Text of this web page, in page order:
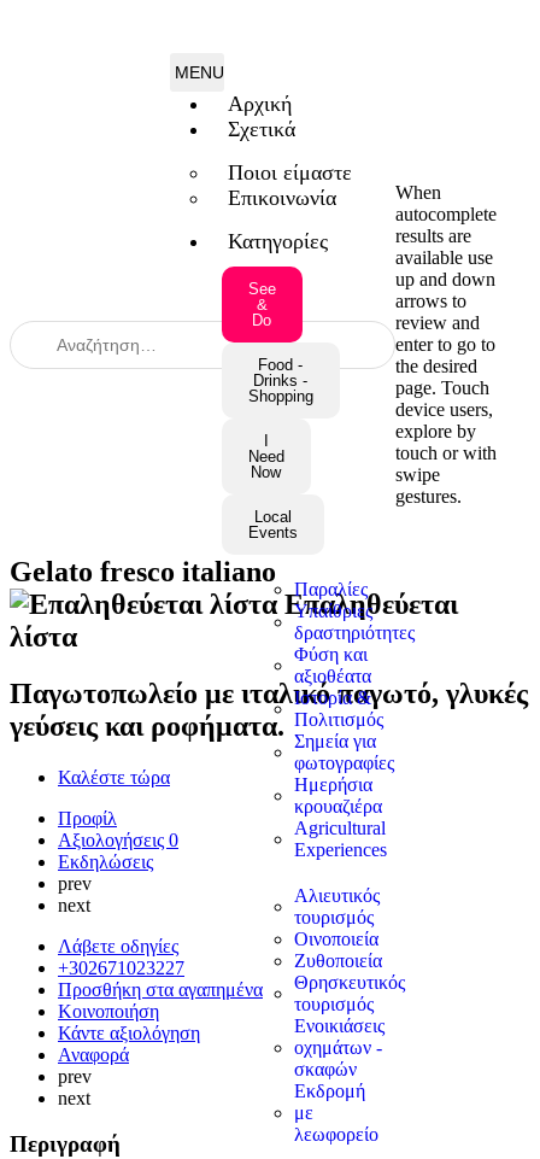
Αρχική
Σχετικά
Ποιοι είμαστε
Επικοινωνία
Κατηγορίες
See
&
Do
Food -
Drinks -
Shopping
Need
Now
Local
Events
Παραλίες
Υπαίθριες
δραστηριότητες
Φύση και
αξιοθέατα
Ιστορία &
Πολιτισμός
Σημεία για
φωτογραφίες
Ημερήσια
κρουαζιέρα
Agricultural
Experiences
Αλιευτικός
τουρισμός
Οινοποιεία
Ζυθοποιεία
Θρησκευτικός
τουρισμός
Ενοικιάσεις
οχημάτων -
σκαφών
Εκδρομή
με
λεωφορείο
When
autocomplete
results are
available use
up and down
arrows to
review and
enter to go to
the desired
page. Touch
device users,
explore by
touch or with
swipe
gestures.
Gelato fresco italiano
Επαληθεύεται
λίστα
Παγωτοπωλείο με ιταλικό παγωτό, γλυκές
γεύσεις και ροφήματα.
Καλέστε τώρα
Προφίλ
Αξιολογήσεις 0
Εκδηλώσεις
prev
next
Λάβετε οδηγίες
+302671023227
Προσθήκη στα αγαπημένα
Κοινοποιήση
Κάντε αξιολόγηση
Αναφορά
prev
next
Περιγραφή